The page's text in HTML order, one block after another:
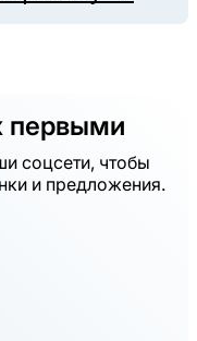
первыми
соцсети, чтобы
и предложения.